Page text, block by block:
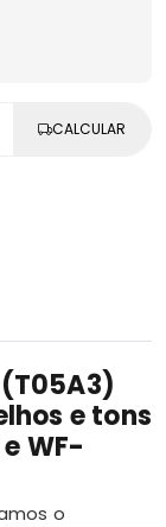
CALCULAR
e tons
WF-
o